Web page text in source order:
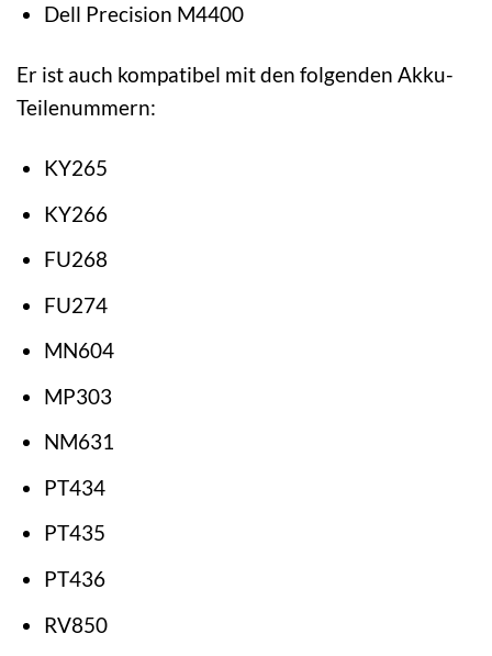
Dell Precision M4400
Er ist auch kompatibel mit den folgenden Akku-
Teilenummern:
KY265
KY266
FU268
FU274
MN604
MP303
NM631
PT434
PT435
PT436
RV850